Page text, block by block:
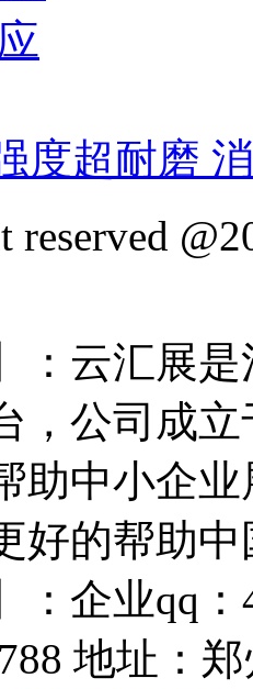
度超耐磨
：云汇展
，公司成
助中小企
好的帮助
：企业qq
地址：